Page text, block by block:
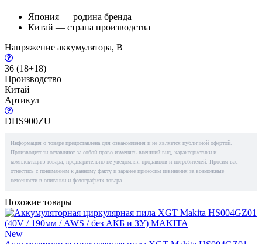
Япония — родина бренда
Китай — страна производства
Напряжение аккумулятора, В
36 (18+18)
Производство
Китай
Артикул
DHS900ZU
Информация о товаре предоставлена для ознакомления и не является публичной офертой.
Производители оставляют за собой право изменять внешний вид, характеристики и
комплектацию товара, предварительно не уведомляя продавцов и потребителей. Просим вас
отнестись с пониманием к данному факту и заранее приносим извинения за возможные
неточности в описании и фотографиях товара.
Похожие товары
New